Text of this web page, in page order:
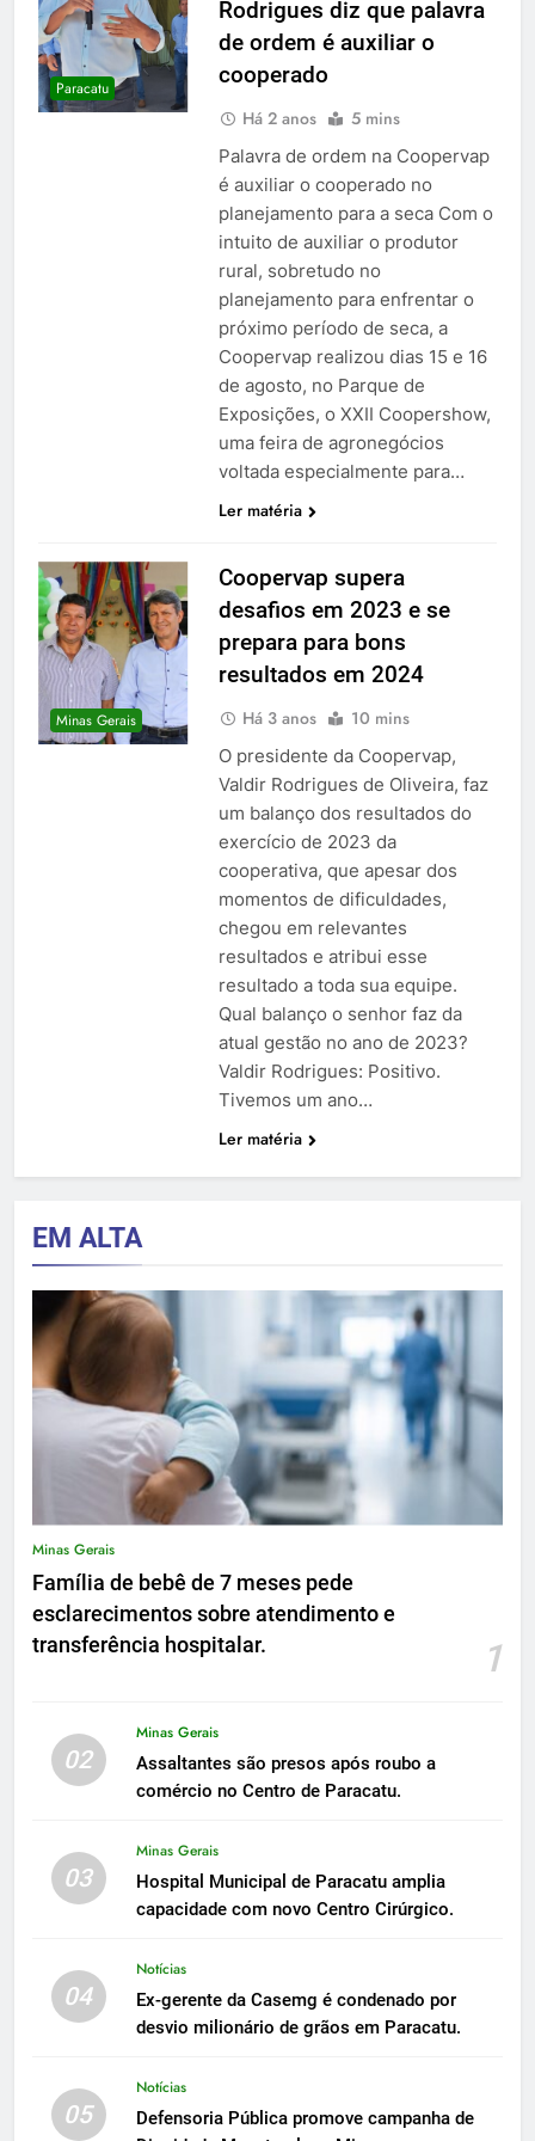
Paracatu
Rodrigues diz que palavra
de ordem é auxiliar o
cooperado
Há 2 anos 5 mins
Palavra de ordem na Coopervap
é auxiliar o cooperado no
planejamento para a seca Com o
intuito de auxiliar o produtor
rural, sobretudo no
planejamento para enfrentar o
próximo período de seca, a
Coopervap realizou dias 15 e 16
de agosto, no Parque de
Exposições, o XXII Coopershow,
uma feira de agronegócios
voltada especialmente para…
Ler matéria
Minas Gerais
Coopervap supera
desafios em 2023 e se
prepara para bons
resultados em 2024
Há 3 anos 10 mins
O presidente da Coopervap,
Valdir Rodrigues de Oliveira, faz
um balanço dos resultados do
exercício de 2023 da
cooperativa, que apesar dos
momentos de dificuldades,
chegou em relevantes
resultados e atribui esse
resultado a toda sua equipe.
Qual balanço o senhor faz da
atual gestão no ano de 2023?
Valdir Rodrigues: Positivo.
Tivemos um ano…
Ler matéria
EM ALTA
Minas Gerais
Família de bebê de 7 meses pede
esclarecimentos sobre atendimento e
transferência hospitalar.
1
02
Minas Gerais
Assaltantes são presos após roubo a
comércio no Centro de Paracatu.
03
Minas Gerais
Hospital Municipal de Paracatu amplia
capacidade com novo Centro Cirúrgico.
04
Notícias
Ex-gerente da Casemg é condenado por
desvio milionário de grãos em Paracatu.
05
Notícias
Defensoria Pública promove campanha de